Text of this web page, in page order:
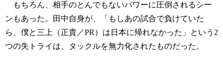
もちろん、相手のとんでもないパワーに圧倒されるシー
ンもあった。田中自身が、「もしあの試合で負けていた
ら、僕と三上（正貴／PR）は日本に帰れなかった」という2
つの失トライは、タックルを無力化されたものだった。